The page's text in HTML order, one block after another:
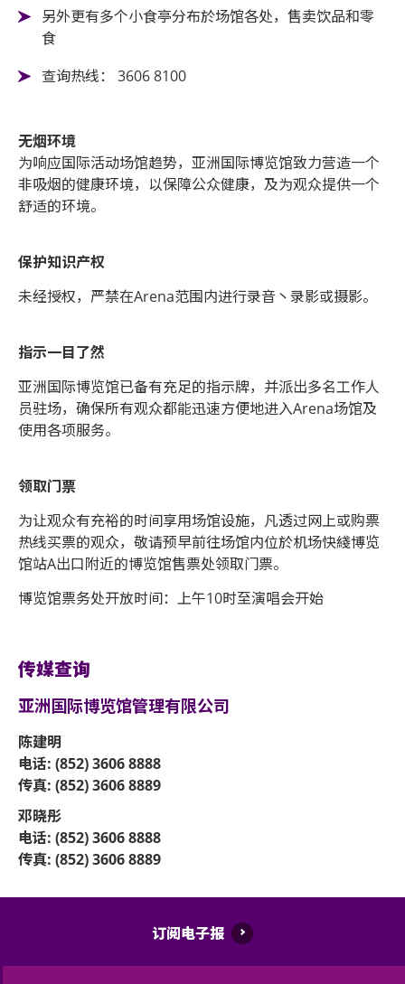
另外更有多个小食亭分布於场馆各处，售卖饮品和零
食
查询热线： 3606 8100
无烟环境
为响应国际活动场馆趋势，亚洲国际博览馆致力营造一个
非吸烟的健康环境，以保障公众健康，及为观众提供一个
舒适的环境。
保护知识产权
未经授权，严禁在Arena范围内进行录音丶录影或摄影。
指示一目了然
亚洲国际博览馆已备有充足的指示牌，并派出多名工作人
员驻场，确保所有观众都能迅速方便地进入Arena场馆及
使用各项服务。
领取门票
为让观众有充裕的时间享用场馆设施，凡透过网上或购票
热线买票的观众，敬请预早前往场馆内位於机场快綫博览
馆站A出口附近的博览馆售票处领取门票。
博览馆票务处开放时间：上午10时至演唱会开始
传媒查询
亚洲国际博览馆管理有限公司
陈建明
电话: (852) 3606 8888
传真: (852) 3606 8889
邓晓彤
电话: (852) 3606 8888
传真: (852) 3606 8889
订阅电子报